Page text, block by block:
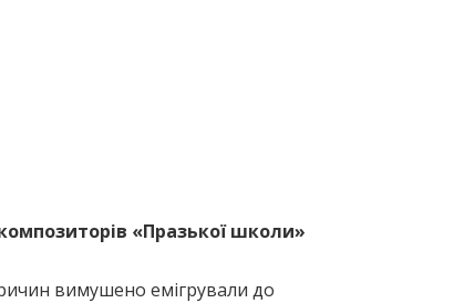
«Празької школи»
вимушено емігрували до